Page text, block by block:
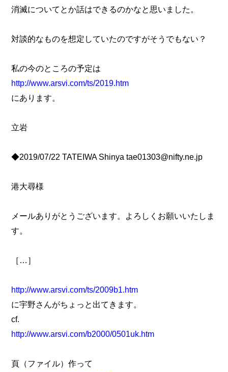
消滅についてとか話はできるのかなと思いました。
対談的なものを想定していたのですがそうでもない？
私の今のところの予定は
http://www.arsvi.com/ts/2019.htm
にあります。
立岩
◆2019/07/22 TATEIWA Shinya tae01303@nifty.ne.jp
港大尋様
メールありがとうございます。よろしくお願いいたしま
す。
［…］
http://www.arsvi.com/ts/2009b1.htm
に宇野さんがちょっと出てきます。
cf.
http://www.arsvi.com/b2000/0501uk.htm
頁（ファイル）作って